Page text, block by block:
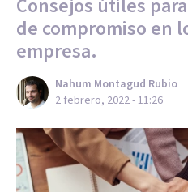
Consejos útiles
de compromiso en
empresa.
Nahum Montagud Rubio
2 febrero, 2022 - 11:26